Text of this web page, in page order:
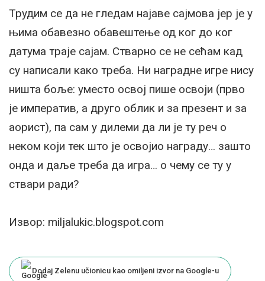
Трудим се да не гледам најаве сајмова јер је у
њима обавезно обавештење од ког до ког
датума траје сајам. Стварно се не сећам кад
су написали како треба. Ни наградне игре нису
ништа боље: уместо освој пише освоји (прво
је императив, а друго облик и за презент и за
аорист), па сам у дилеми да ли је ту реч о
неком који тек што је освојио награду… зашто
онда и даље треба да игра… о чему се ту у
ствари ради?
Извор: miljalukic.blogspot.com
Dodaj Zelenu učionicu kao omiljeni izvor na Google-u